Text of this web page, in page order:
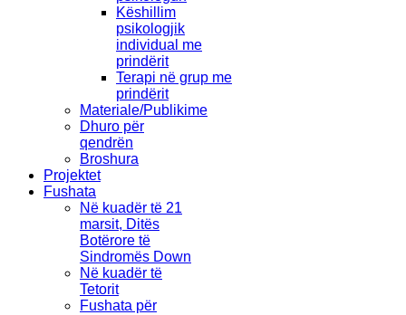
Këshillim
psikologjik
individual me
prindërit
Terapi në grup me
prindërit
Materiale/Publikime
Dhuro për
qendrën
Broshura
Projektet
Fushata
Në kuadër të 21
marsit, Ditës
Botërore të
Sindromës Down
Në kuadër të
Tetorit
Fushata për